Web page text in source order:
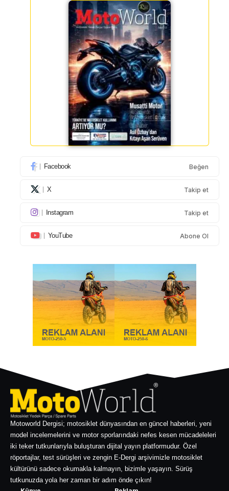
Facebook Beğen
X Takip et
Instagram Takip et
YouTube Abone Ol
Motoworld Dergisi; motosiklet dünyasından en güncel haberleri, yeni
model incelemelerini ve motor sporlarındaki nefes kesen mücadeleleri
iki teker tutkunlarıyla buluşturan dijital yayın platformudur. Özel
röportajlar, test sürüşleri ve zengin E-Dergi arşivimizle motosiklet
kültürünü sadece okumakla kalmayın, bizimle yaşayın. Sürüş
tutkunuzda yola her zaman bir adım önde çıkın!